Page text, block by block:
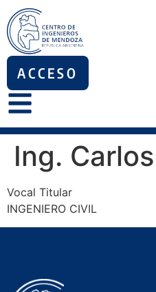
ACCESO
Ing.
Vocal Titular
INGENIERO CIVIL